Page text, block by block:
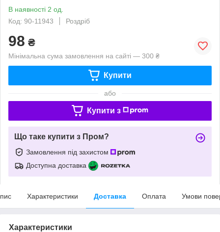
В наявності 2 од.
Код: 90-11943
Роздріб
98 ₴
Мінімальна сума замовлення на сайті — 300 ₴
Купити
або
Купити з
Що таке купити з Пром?
Замовлення під захистом
Доступна доставка
Характеристики Доставка Оплата Умови
Характеристики